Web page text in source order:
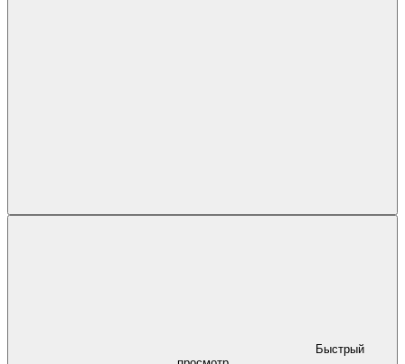
Быстрый